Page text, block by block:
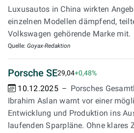
Luxusautos in China wirkten
einzelnen Modellen dämpfend,
Volkswagen gehörende Marke mit.
Quelle: Goyax-Redaktion
Porsche SE29,04+0,48%
10.12.2025
Porsches
Ibrahim Aslan warnt vor einer
Entwicklung und Produktion ins
laufenden Sparpläne. Ohne